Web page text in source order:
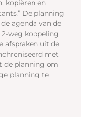
kopiëren en
De planning
agenda van de
weg koppeling
afspraken uit de
met
de planning om
planning te